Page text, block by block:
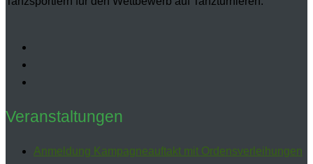
Veranstaltungen
Anmeldung Kampagneauftakt mit Ordensverleihungen